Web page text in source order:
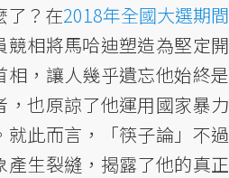
了？在2018年全國大選期間
競相將馬哈迪塑造為堅定開
，讓人幾乎遺忘他始終是
也原諒了他運用國家暴力
此而言，「筷子論」不過
生裂縫，揭露了他的真正